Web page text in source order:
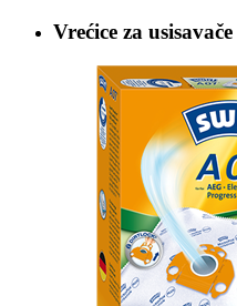
Vrećice za usisavače